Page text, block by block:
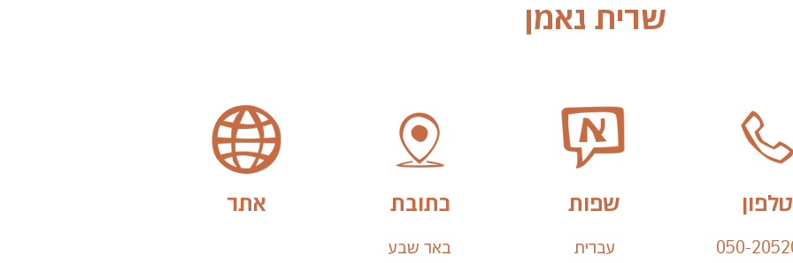
שרית נאמן
אתר כתובת
באר שבע
שפות
עברית
טלפון
050-